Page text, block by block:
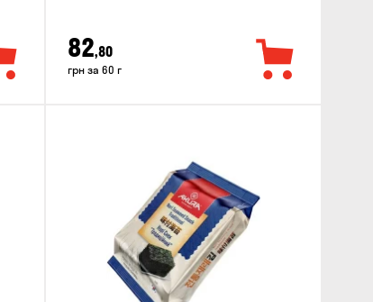
82,80
грн за 60 г